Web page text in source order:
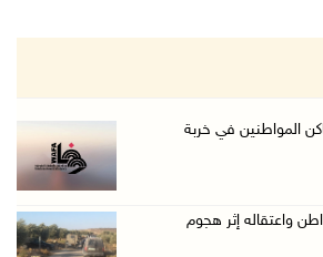
استفزازية في عدة مناطق ...
يحذر من نهج إسرائيل ...
للمياه في خلايل اللوز ...
المواطنين في خربة
واعتقاله إثر هجوم